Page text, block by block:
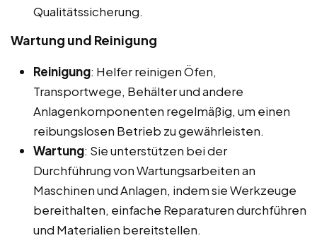
Qualitätssicherung.
Wartung und Reinigung
Reinigung: Helfer reinigen Öfen,
Transportwege, Behälter und andere
Anlagenkomponenten regelmäßig, um einen
reibungslosen Betrieb zu gewährleisten.
Wartung: Sie unterstützen bei der
Durchführung von Wartungsarbeiten an
Maschinen und Anlagen, indem sie Werkzeuge
bereithalten, einfache Reparaturen durchführen
und Materialien bereitstellen.